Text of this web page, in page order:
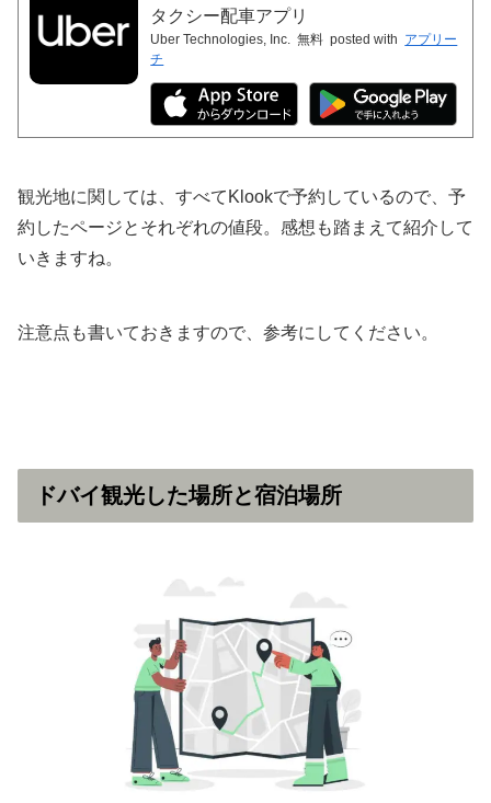
タクシー配車アプリ
Uber Technologies, Inc. 無料 posted with アプリー
チ
観光地に関しては、すべてKlookで予約しているので、予
約したページとそれぞれの値段。感想も踏まえて紹介して
いきますね。
注意点も書いておきますので、参考にしてください。
ドバイ観光した場所と宿泊場所